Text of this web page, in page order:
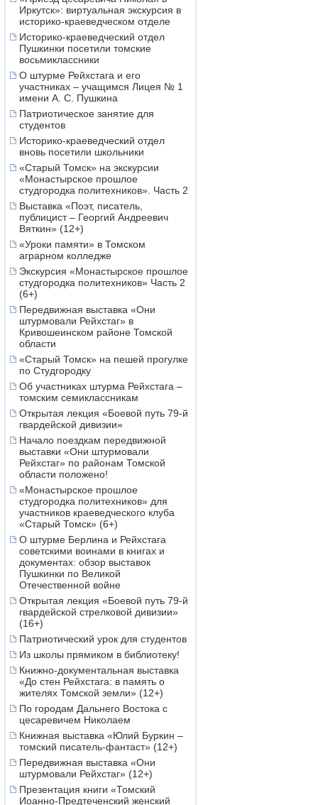
Иркутск»: виртуальная экскурсия в
историко-краеведческом отделе
Историко-краеведческий отдел
Пушкинки посетили томские
восьмиклассники
О штурме Рейхстага и его
участниках – учащимся Лицея № 1
имени А. С. Пушкина
Патриотическое занятие для
студентов
Историко-краеведческий отдел
вновь посетили школьники
«Старый Томск» на экскурсии
«Монастырское прошлое
студгородка политехников». Часть 2
Выставка «Поэт, писатель,
публицист – Георгий Андреевич
Вяткин» (12+)
«Уроки памяти» в Томском
аграрном колледже
Экскурсия «Монастырское прошлое
студгородка политехников» Часть 2
(6+)
Передвижная выставка «Они
штурмовали Рейхстаг» в
Кривошеинском районе Томской
области
«Старый Томск» на пешей прогулке
по Студгородку
Об участниках штурма Рейхстага –
томским семиклассникам
Открытая лекция «Боевой путь 79-й
гвардейской дивизии»
Начало поездкам передвижной
выставки «Они штурмовали
Рейхстаг» по районам Томской
области положено!
«Монастырское прошлое
студгородка политехников» для
участников краеведческого клуба
«Старый Томск» (6+)
О штурме Берлина и Рейхстага
советскими воинами в книгах и
документах: обзор выставок
Пушкинки по Великой
Отечественной войне
Открытая лекция «Боевой путь 79-й
гвардейской стрелковой дивизии»
(16+)
Патриотический урок для студентов
Из школы прямиком в библиотеку!
Книжно-документальная выставка
«До стен Рейхстага: в память о
жителях Томской земли» (12+)
По городам Дальнего Востока с
цесаревичем Николаем
Книжная выставка «Юлий Буркин –
томский писатель-фантаст» (12+)
Передвижная выставка «Они
штурмовали Рейхстаг» (12+)
Презентация книги «Томский
Иоанно-Предтеченский женский